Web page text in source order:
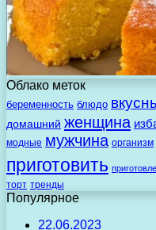
Облако меток
беременность блюдо
домашний женщина
модные мужчина организм
приготовить
торт тренды
Популярное
22.06.2023